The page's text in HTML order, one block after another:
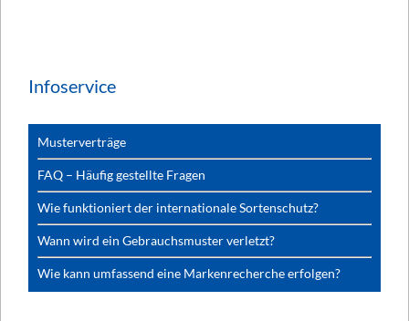
Infoservice
Musterverträge
FAQ – Häufig gestellte Fragen
Wie funktioniert der internationale Sortenschutz?
Wann wird ein Gebrauchsmuster verletzt?
Wie kann umfassend eine Markenrecherche erfolgen?